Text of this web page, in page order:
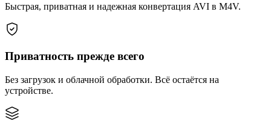
Быстрая, приватная и надежная конвертация AVI в M4V.
Приватность прежде всего
Без загрузок и облачной обработки. Всё остаётся на
устройстве.